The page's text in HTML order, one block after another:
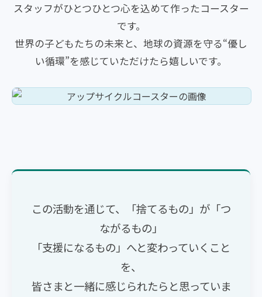
スタッフがひとつひとつ心を込めて作ったコースター
です。
世界の子どもたちの未来と、地球の資源を守る“優し
い循環”を感じていただけたら嬉しいです。
この活動を通じて、「捨てるもの」が「つ
ながるもの」
「支援になるもの」へと変わっていくこと
を、
皆さまと一緒に感じられたらと思っていま